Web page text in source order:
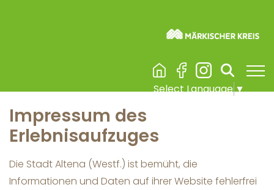
Select Language▼
Burg Altena & Erlebnisaufzug
Impressum des
Erlebnisaufzuges
Die Stadt Altena (Westf.) ist bemüht, die
Informationen und Daten auf ihrer Website fehlerfrei